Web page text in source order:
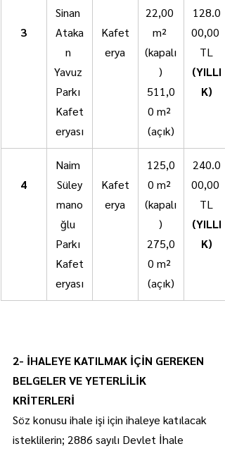
3
Sinan
Ataka
n
Yavuz
Parkı
Kafet
eryası
Kafet
erya
22,00
m²
(kapalı
)
511,0
0 m²
(açık)
128.0
00,00
TL
(YILLI
K)
4
Naim
Süley
mano
ğlu
Parkı
Kafet
eryası
Kafet
erya
125,0
0 m²
(kapalı
)
275,0
0 m²
(açık)
240.0
00,00
TL
(YILLI
K)
2- İHALEYE KATILMAK İÇİN GEREKEN
BELGELER VE YETERLİLİK
KRİTERLERİ
Söz konusu ihale işi için ihaleye katılacak
isteklilerin; 2886 sayılı Devlet İhale